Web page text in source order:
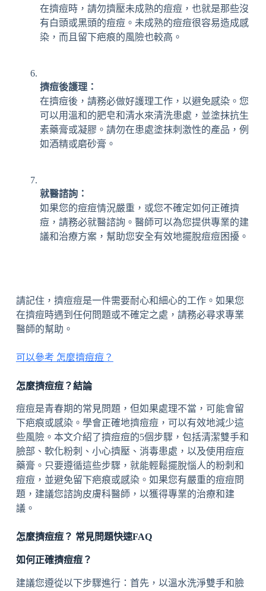
在擠痘時，請勿擠壓未成熟的痘痘，也就是那些沒
有白頭或黑頭的痘痘。未成熟的痘痘很容易造成感
染，而且留下疤痕的風險也較高。
擠痘後護理：
在擠痘後，請務必做好護理工作，以避免感染。您
可以用溫和的肥皂和清水來清洗患處，並塗抹抗生
素藥膏或凝膠。請勿在患處塗抹刺激性的產品，例
如酒精或磨砂膏。
就醫諮詢：
如果您的痘痘情況嚴重，或您不確定如何正確擠
痘，請務必就醫諮詢。醫師可以為您提供專業的建
議和治療方案，幫助您安全有效地擺脫痘痘困擾。
請記住，擠痘痘是一件需要耐心和細心的工作。如果您
在擠痘時遇到任何問題或不確定之處，請務必尋求專業
醫師的幫助。
可以參考 怎麼擠痘痘？
怎麼擠痘痘？結論
痘痘是青春期的常見問題，但如果處理不當，可能會留
下疤痕或感染。學會正確地擠痘痘，可以有效地減少這
些風險。本文介紹了擠痘痘的5個步驟，包括清潔雙手和
臉部、軟化粉刺、小心擠壓、消毒患處，以及使用痘痘
藥膏。只要遵循這些步驟，就能輕鬆擺脫惱人的粉刺和
痘痘，並避免留下疤痕或感染。如果您有嚴重的痘痘問
題，建議您諮詢皮膚科醫師，以獲得專業的治療和建
議。
怎麼擠痘痘？ 常見問題快速FAQ
如何正確擠痘痘？
建議您遵從以下步驟進行：首先，以溫水洗淨雙手和臉